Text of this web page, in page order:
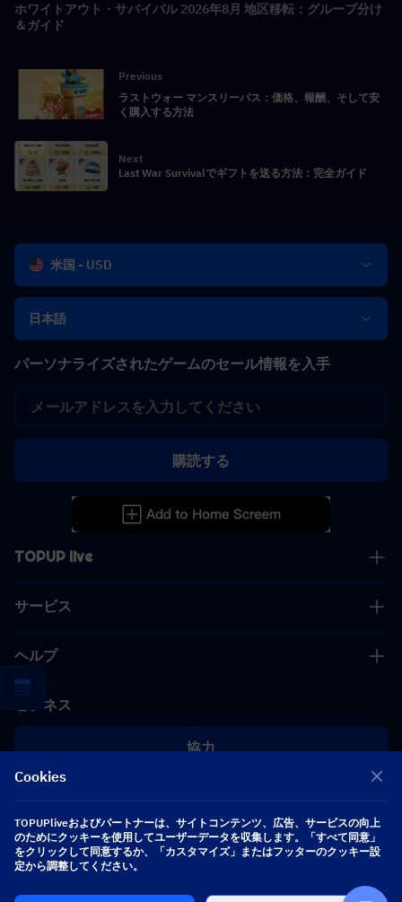
ホワイトアウト・サバイバル 2026年8月 地区移転：グループ分け
＆ガイド
Previous
ラストウォー マンスリーパス：価格、報酬、そして安
く購入する方法
Next
Last War Survivalでギフトを送る方法：完全ガイド
米国 - USD
日本語
TOPUP live
サービス
ヘルプ
ビジネス
協力
[email protected]
パーソナライズされたゲームのセール情報を入手
購読する
フォローする
Cookies
TOPUPliveおよびパートナーは、サイトコンテンツ、広告、サービスの向上
のためにクッキーを使用してユーザーデータを収集します。「すべて同意」
をクリックして同意するか、「カスタマイズ」またはフッターのクッキー設
定から調整してください。